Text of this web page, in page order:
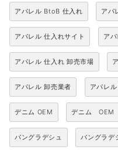
アパレル BtoB 仕入れ アパ
アパレル 仕入れサイト ア
アパレル 仕入れ 卸売市場
アパレル 卸売業者 アパレ
デニム OEM デニム OEM
バングラデシュ バングラデ